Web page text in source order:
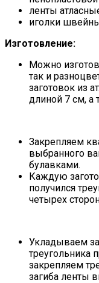
ленты
иголки
Изготовление:
Можно
так и
заготовок из
длиной 7 см, а
Закрепляем
выбранного
булавками.
Каждую
получился
четырех
Укладываем
треугольника
закрепляем
загиба ленты